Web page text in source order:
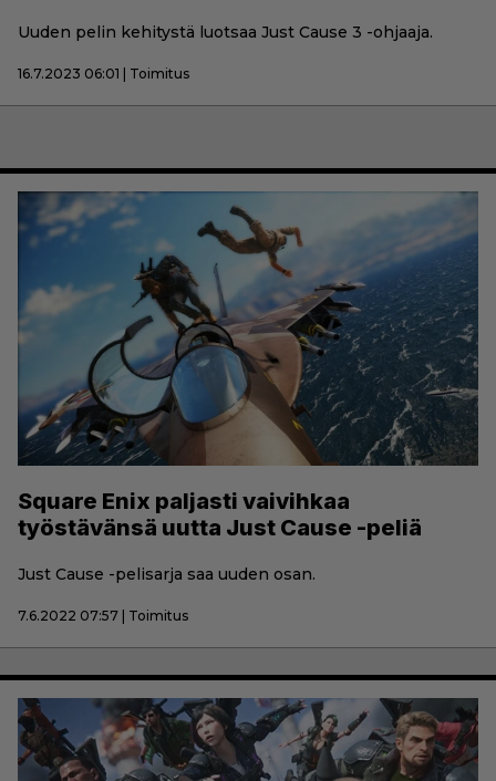
Uuden pelin kehitystä luotsaa Just Cause 3 -ohjaaja.
16.7.2023 06:01 | Toimitus
Square Enix paljasti vaivihkaa
työstävänsä uutta Just Cause -peliä
Just Cause -pelisarja saa uuden osan.
7.6.2022 07:57 | Toimitus